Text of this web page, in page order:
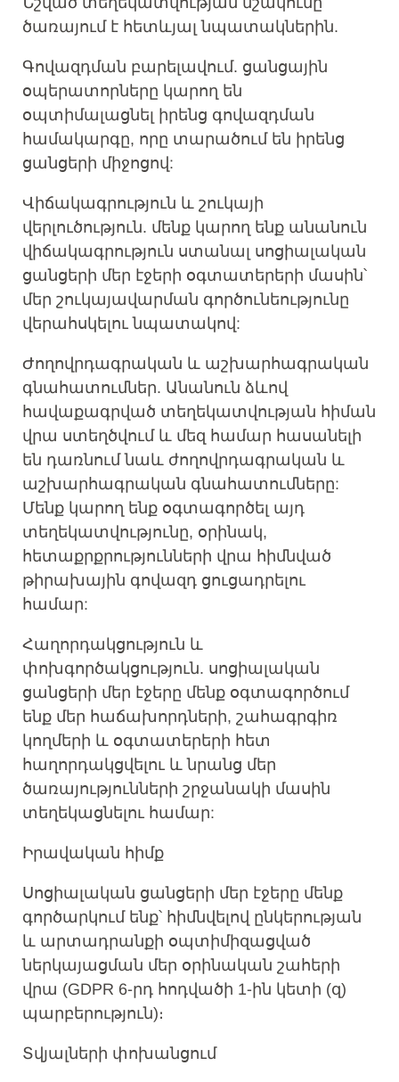
ծառայում է հետևյալ նպատակներին.
Գովազդման բարելավում. ցանցային
օպերատորները կարող են
օպտիմալացնել իրենց գովազդման
համակարգը, որը տարածում են իրենց
ցանցերի միջոցով:
Վիճակագրություն և շուկայի
վերլուծություն. մենք կարող ենք անանուն
վիճակագրություն ստանալ սոցիալական
ցանցերի մեր էջերի օգտատերերի մասին՝
մեր շուկայավարման գործունեությունը
վերահսկելու նպատակով:
Ժողովրդագրական և աշխարհագրական
գնահատումներ. Անանուն ձևով
հավաքագրված տեղեկատվության հիման
վրա ստեղծվում և մեզ համար հասանելի
են դառնում նաև ժողովրդագրական և
աշխարհագրական գնահատումները:
Մենք կարող ենք օգտագործել այդ
տեղեկատվությունը, օրինակ,
հետաքրքրությունների վրա հիմնված
թիրախային գովազդ ցուցադրելու
համար:
Հաղորդակցություն և
փոխգործակցություն. սոցիալական
ցանցերի մեր էջերը մենք օգտագործում
ենք մեր հաճախորդների, շահագրգիռ
կողմերի և օգտատերերի հետ
հաղորդակցվելու և նրանց մեր
ծառայությունների շրջանակի մասին
տեղեկացնելու համար:
Իրավական հիմք
Սոցիալական ցանցերի մեր էջերը մենք
գործարկում ենք՝ հիմնվելով ընկերության
և արտադրանքի օպտիմիզացված
ներկայացման մեր օրինական շահերի
վրա (GDPR 6-րդ հոդվածի 1-ին կետի (զ)
պարբերություն)։
Տվյալների փոխանցում